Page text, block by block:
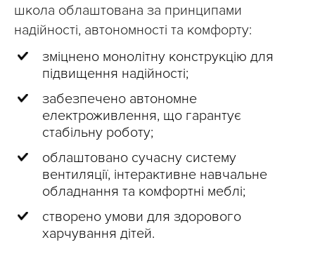
школа облаштована за принципами
надійності, автономності та комфорту:
зміцнено монолітну конструкцію для
підвищення надійності;
забезпечено автономне
електроживлення, що гарантує
стабільну роботу;
облаштовано сучасну систему
вентиляції, інтерактивне навчальне
обладнання та комфортні меблі;
створено умови для здорового
харчування дітей.